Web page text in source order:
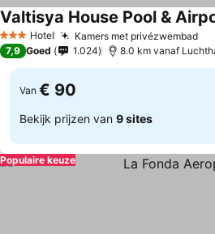
3 SterrenHotel Kamers met privézwembad
Valtisya House Pool &
7,9 Goed 1.024 8.0 km vanaf
Van € 90
Bekijk prijzen van 9 sites
Populaire keuze